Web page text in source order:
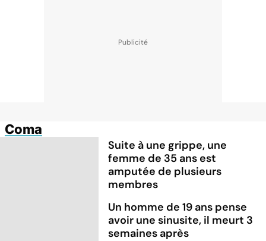
Coma
Suite à une grippe, une
femme de 35 ans est
amputée de plusieurs
membres
Un homme de 19 ans pense
avoir une sinusite, il meurt 3
semaines après